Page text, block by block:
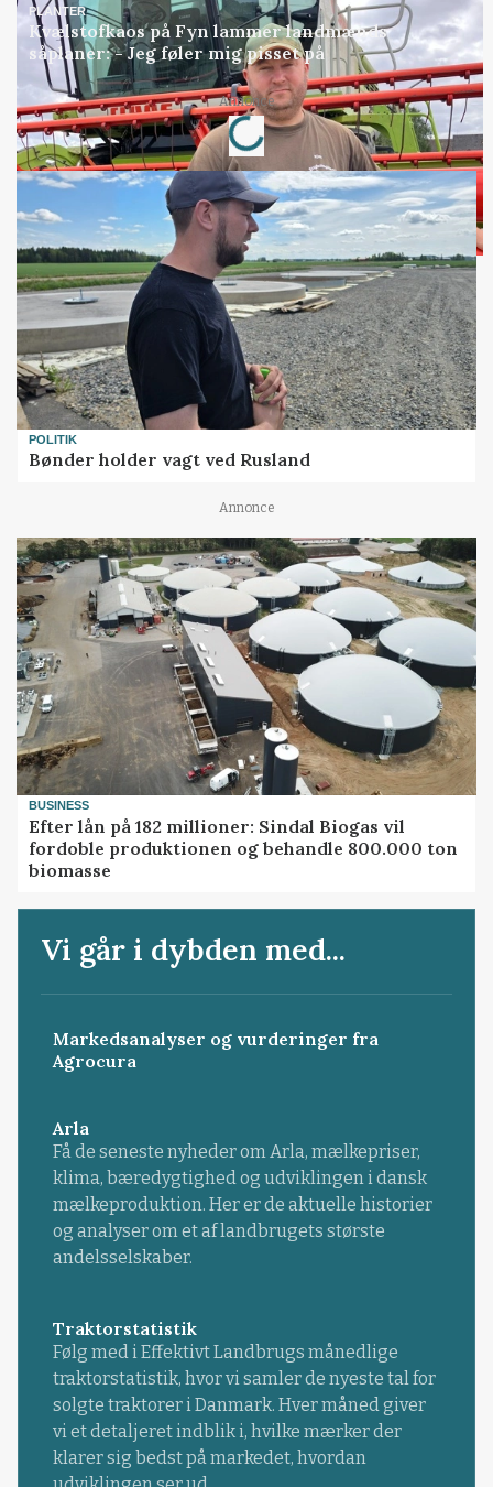
PLANTER
Kvælstofkaos på Fyn lammer landmænds
såplaner: - Jeg føler mig pisset på
Annonce
Loading...
POLITIK
Bønder holder vagt ved Rusland
Annonce
BUSINESS
Efter lån på 182 millioner: Sindal Biogas vil
fordoble produktionen og behandle 800.000 ton
biomasse
Vi går i dybden med...
Markedsanalyser og vurderinger fra
Agrocura
Arla
Få de seneste nyheder om Arla, mælkepriser,
klima, bæredygtighed og udviklingen i dansk
mælkeproduktion. Her er de aktuelle historier
og analyser om et af landbrugets største
andelsselskaber.
Traktorstatistik
Følg med i Effektivt Landbrugs månedlige
traktorstatistik, hvor vi samler de nyeste tal for
solgte traktorer i Danmark. Hver måned giver
vi et detaljeret indblik i, hvilke mærker der
klarer sig bedst på markedet, hvordan